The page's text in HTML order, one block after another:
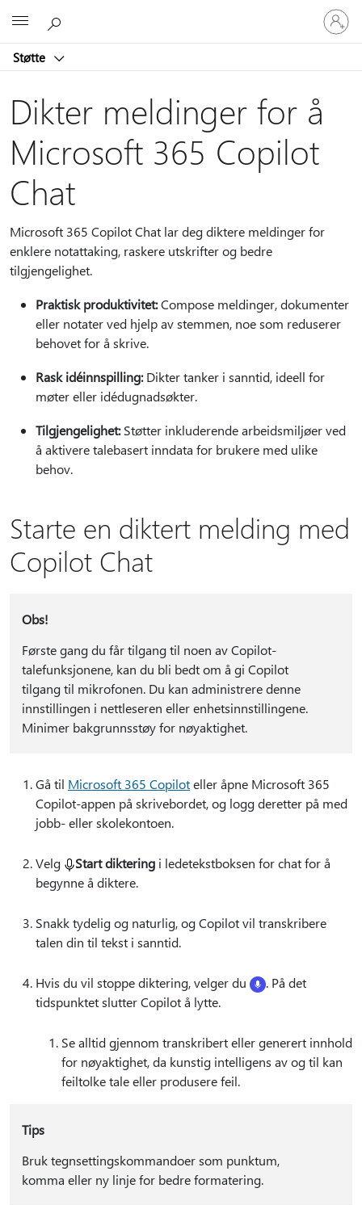
Støtte
Logg
på
kontoen
Dikter meldinger for å
Microsoft 365 Copilot
Chat
Microsoft 365 Copilot Chat lar deg diktere meldinger for
enklere notattaking, raskere utskrifter og bedre
tilgjengelighet.
Praktisk produktivitet:Compose meldinger, dokumenter
eller notater ved hjelp av stemmen, noe som reduserer
behovet for å skrive.
Rask idéinnspilling:Dikter tanker i sanntid, ideell for
møter eller idédugnadsøkter.
Tilgjengelighet:Støtter inkluderende arbeidsmiljøer ved
å aktivere talebasert inndata for brukere med ulike
behov.
Starte en diktert melding med
Copilot Chat
Obs!
Første gang du får tilgang til noen av Copilot-
talefunksjonene, kan du bli bedt om å gi Copilot
tilgang til mikrofonen. Du kan administrere denne
innstillingen i nettleseren eller enhetsinnstillingene.
Minimer bakgrunnsstøy for nøyaktighet.
Gå til Microsoft 365 Copiloteller åpne Microsoft 365
Copilot-appen på skrivebordet, og logg deretter på med
jobb- eller skolekontoen.
Velg Start diktering i ledetekstboksen for chat for å
begynne å diktere.
Snakk tydelig og naturlig, og Copilot vil transkribere
talen din til tekst i sanntid.
Hvis du vil stoppe diktering, velger du
. På det
tidspunktet slutter Copilot å lytte.
Se alltid gjennom transkribert eller generert innhold
for nøyaktighet, da kunstig intelligens av og til kan
feiltolke tale eller produsere feil.
Tips
Bruk tegnsettingskommandoer som punktum,
komma eller ny linje for bedre formatering.